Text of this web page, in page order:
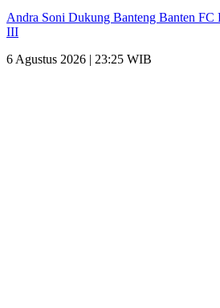
Andra Soni Dukung Banteng Banten FC
III
6 Agustus 2026 | 23:25 WIB